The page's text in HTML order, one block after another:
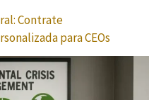
Contrate
para CEOs